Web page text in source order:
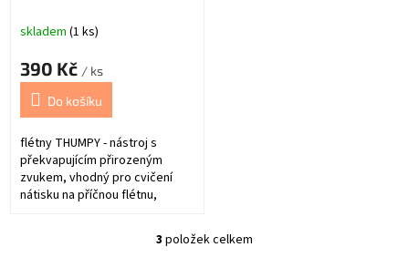
skladem (1 ks)
390 Kč / ks
Do košíku
flétny THUMPY - nástroj s
překvapujícím přirozeným
zvukem, vhodný pro cvičení
nátisku na příčnou flétnu,
O
3 položek celkem